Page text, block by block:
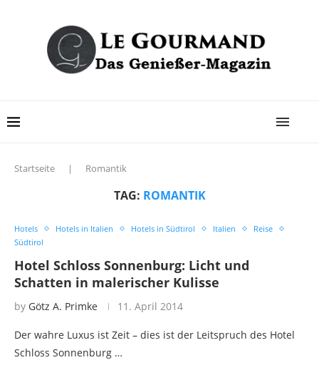
Startseite | Romantik
TAG: ROMANTIK
Hotels Hotels in Italien Hotels in Südtirol Italien
Reise
Südtirol
Hotel Schloss Sonnenburg: Licht und
Schatten in malerischer Kulisse
by Götz A. Primke 11. April 2014
Der wahre Luxus ist Zeit – dies ist der Leitspruch des Hotel
Schloss Sonnenburg …